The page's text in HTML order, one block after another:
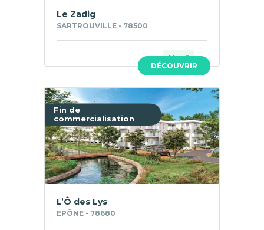
DÉCOUVRIR
Le Zadig
SARTROUVILLE - 78500
Neuf
Fin de
commercialisation
L’Ô des Lys
EPÔNE - 78680